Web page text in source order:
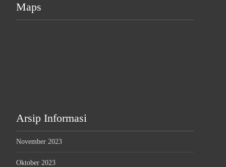
Maps
Arsip Informasi
November 2023
Oktober 2023